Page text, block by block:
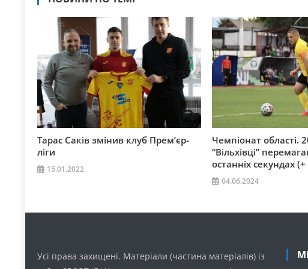
Тарас Саків змінив клуб Прем’єр-
ліги
15.01.2022
Чемпіонат області.
“Вільхівці”
останніх секундах
04.06.2024
Усі права захищені. Матеріали (частина матеріалів) із